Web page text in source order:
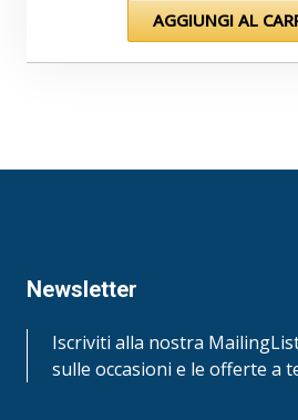
AGGIUNGI AL
Newsletter
Iscriviti alla nostra
sulle occasioni e le offerte a